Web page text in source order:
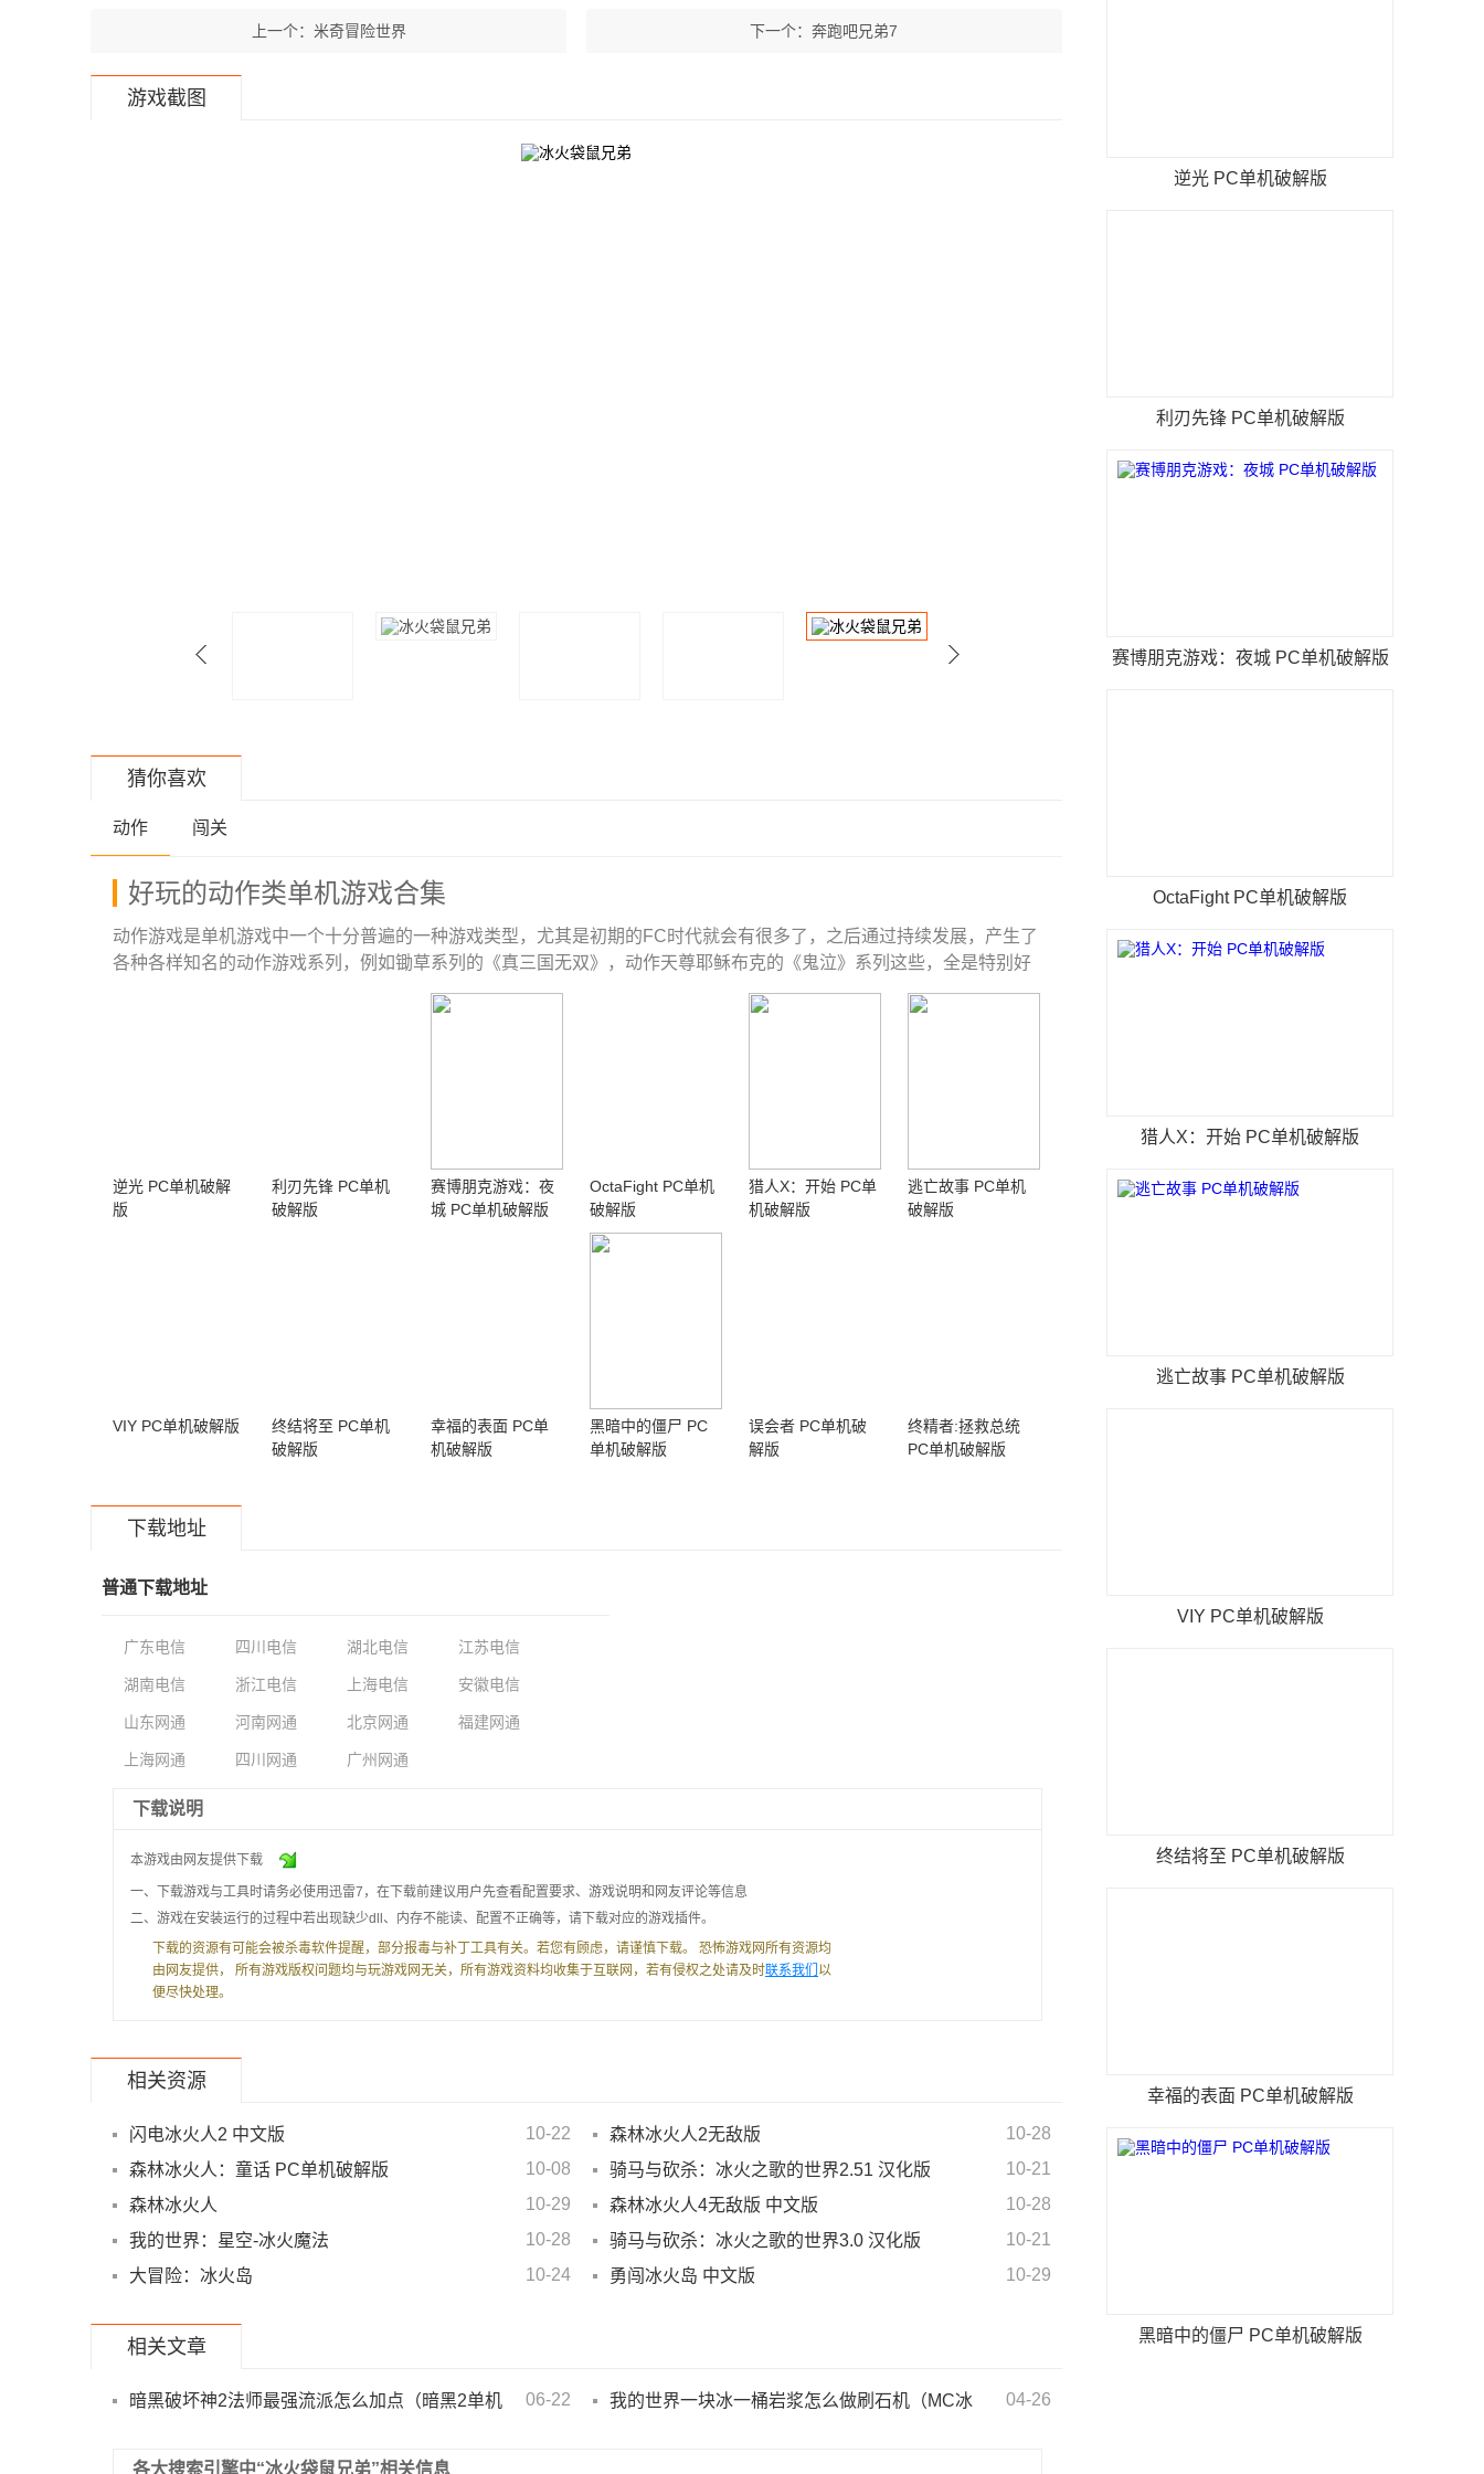
上一个： 米奇冒险世界 下一个：奔跑吧兄弟7
游戏截图
猜你喜欢
动作 闯关
好玩的动作类单机游戏合集
动作游戏是单机游戏中一个十分普遍的一种游戏类型，尤其是初期的FC时代就会有很多了，之后通过持续发展，产生了
各种各样知名的动作游戏系列，例如锄草系列的《真三国无双》，动作天尊耶稣布克的《鬼泣》系列这些，全是特别好
玩儿的动作游戏，小编将这种好玩儿的动作游戏归纳，喜爱的游戏玩家可以下载！...【展开】
逆光 PC单机破解
版
利刃先锋 PC单机
破解版
赛博朋克游戏：夜
城 PC单机破解版
OctaFight PC单机
破解版
猎人X：开始 PC单
机破解版
逃亡故事 PC单机
破解版
VIY PC单机破解版
终结将至 PC单机
破解版
幸福的表面 PC单
机破解版
黑暗中的僵尸 PC
单机破解版
误会者 PC单机破
解版
终精者:拯救总统
PC单机破解版
下载地址
普通下载地址
广东电信 四川电信 湖北电信 江苏电信
湖南电信 浙江电信 上海电信 安徽电信
山东网通 河南网通 北京网通 福建网通
上海网通 四川网通 广州网通
下载说明
本游戏由网友提供下载
一、下载游戏与工具时请务必使用迅雷7，在下载前建议用户先查看配置要求、游戏说明和网友评论等信息
二、游戏在安装运行的过程中若出现缺少dll、内存不能读、配置不正确等，请下载对应的游戏插件。
下载的资源有可能会被杀毒软件提醒，部分报毒与补丁工具有关。若您有顾虑，请谨慎下载。 恐怖游戏网所有资源均
由网友提供， 所有游戏版权问题均与玩游戏网无关，所有游戏资料均收集于互联网，若有侵权之处请及时联系我们 以
便尽快处理。
相关资源
闪电冰火人2 中文版 10-22 森林冰火人2无敌版
10-28
森林冰火人：童话 PC单机破解版
10-08 骑马与砍杀：冰火之歌的世界2.51 汉化版
10-21
森林冰火人
10-29 森林冰火人4无敌版 中文版
10-28
我的世界：星空-冰火魔法
10-28 骑马与砍杀：冰火之歌的世界3.0 汉化版
10-21
大冒险：冰火岛
10-24 勇闯冰火岛 中文版 10-29
相关文章
暗黑破坏神2法师最强流派怎么加点（暗黑2单机
06-22
我的世界一块冰一桶岩浆怎么做刷石机（MC冰
04-26
各大搜索引擎中“冰火袋鼠兄弟”相关信息
逆光 PC单机破解版
利刃先锋 PC单机破解版
赛博朋克游戏：夜城 PC单机破解版
OctaFight PC单机破解版
猎人X：开始 PC单机破解版
逃亡故事 PC单机破解版
VIY PC单机破解版
终结将至 PC单机破解版
幸福的表面 PC单机破解版
黑暗中的僵尸 PC单机破解版